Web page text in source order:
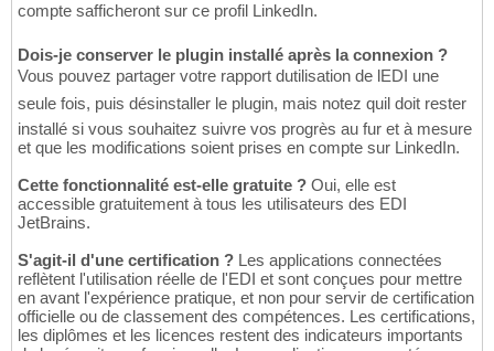
compte safficheront sur ce profil LinkedIn.
Dois-je conserver le plugin installé après la connexion ?
Vous pouvez partager votre rapport dutilisation de lEDI une
seule fois, puis désinstaller le plugin, mais notez quil doit rester
installé si vous souhaitez suivre vos progrès au fur et à mesure
et que les modifications soient prises en compte sur LinkedIn.
Cette fonctionnalité est-elle gratuite ? Oui, elle est
accessible gratuitement à tous les utilisateurs des EDI
JetBrains.
S'agit-il d'une certification ? Les applications connectées
reflètent l'utilisation réelle de l'EDI et sont conçues pour mettre
en avant l'expérience pratique, et non pour servir de certification
officielle ou de classement des compétences. Les certifications,
les diplômes et les licences restent des indicateurs importants